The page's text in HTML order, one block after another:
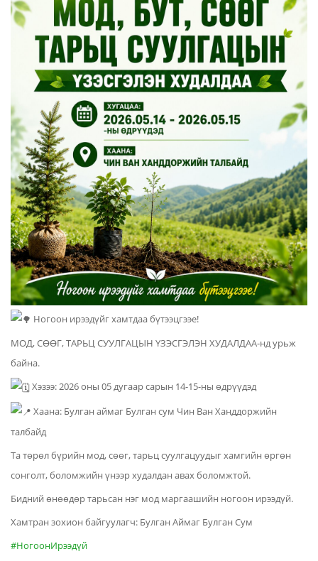
Ногоон ирээдүйг хамтдаа бүтээцгээе!
МОД, СӨӨГ, ТАРЬЦ СУУЛГАЦЫН ҮЗЭСГЭЛЭН ХУДАЛДАА-нд урьж
байна.
Хэзээ: 2026 оны 05 дугаар сарын 14-15-ны өдрүүдэд
Хаана: Булган аймаг Булган сум Чин Ван Ханддоржийн
талбайд
Та төрөл бүрийн мод, сөөг, тарьц суулгацуудыг хамгийн өргөн
сонголт, боломжийн үнээр худалдан авах боломжтой.
Бидний өнөөдөр тарьсан нэг мод маргаашийн ногоон ирээдүй.
Хамтран зохион байгуулагч: Булган Аймаг Булган Сум
#НогоонИрээдүй